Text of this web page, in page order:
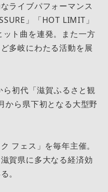
ライブパフォーマンス
」「HOT LIMIT」
ット曲を連発。また一方
多岐にわたる活動を展
初代「滋賀ふるさと観
から県下初となる大型野
フェス」を毎年主催。
賀県に多大なる経済効
。